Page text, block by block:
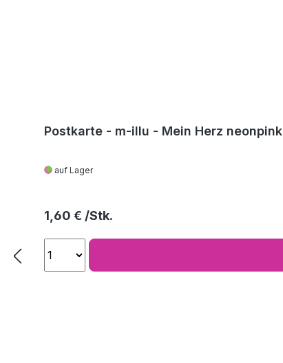
Postkarte - m-illu - Mein Herz neonpink
auf Lager
Regulärer Preis:
1,60 €